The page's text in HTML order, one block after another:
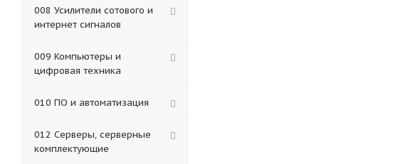
008 Усилители сотового и
интернет сигналов
009 Компьютеры и
цифровая техника
010 ПО и автоматизация
012 Серверы, серверные
комплектующие